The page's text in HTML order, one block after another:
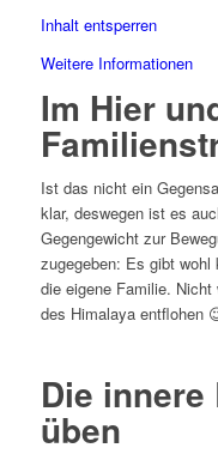
Inhalt entsperren
Weitere Informationen
Im Hier
Ist das nicht ein
klar, deswegen ist es
Gegengewicht zur
zugegeben: Es gibt wohl
die eigene Familie.
des Himalaya entflohen
Die
üben